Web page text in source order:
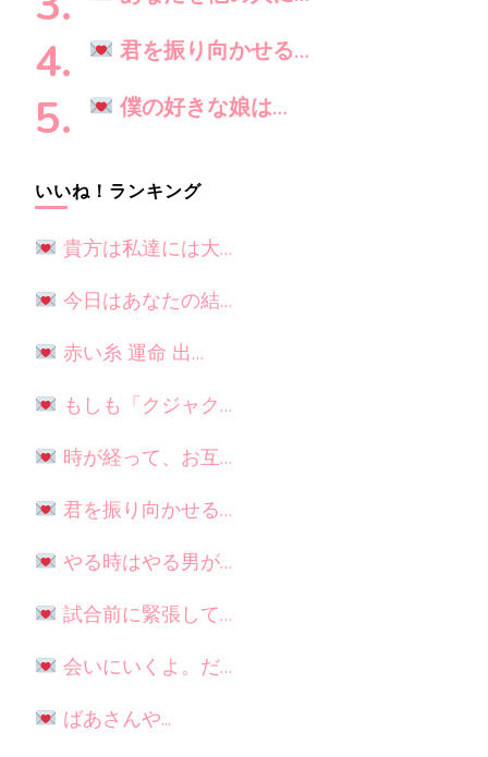
君を振り向かせる…
僕の好きな娘は…
いいね！ランキング
貴方は私達には大…
今日はあなたの結…
赤い糸 運命 出…
もしも「クジャク…
時が経って、お互…
君を振り向かせる…
やる時はやる男が…
試合前に緊張して…
会いにいくよ。だ…
ばあさんや...